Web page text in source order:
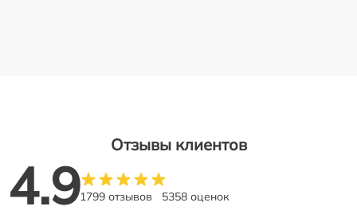
Отзывы клиентов
4.91799 отзывов 5358 оценок